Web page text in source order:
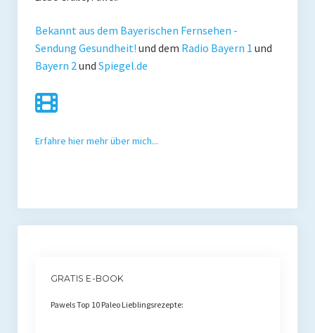
Bekannt aus dem Bayerischen Fernsehen -
Sendung Gesundheit! und dem Radio Bayern 1 und
Bayern 2und Spiegel.de
Erfahre hier mehr über mich...
GRATIS E-BOOK
Pawels Top 10 Paleo Lieblingsrezepte: